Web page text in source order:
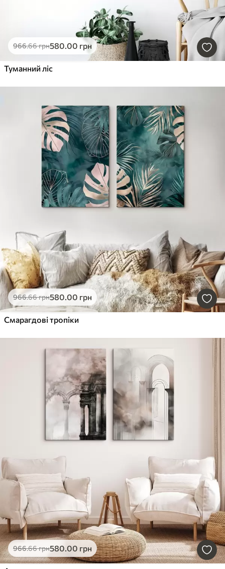
966.66грн580.00 грн
Туманний ліс
966.66грн580.00 грн
Смарагдові тропіки
966.66грн580.00 грн